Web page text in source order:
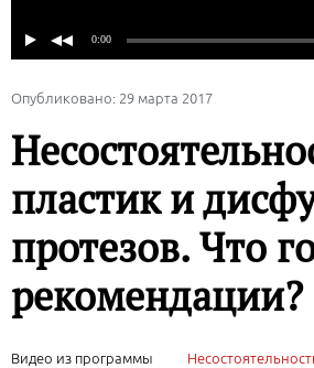
Опубликовано: 29 марта 2017
пластик и
протезов. Что
рекомендации?
Видео из программы